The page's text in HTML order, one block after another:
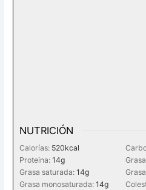
NUTRICIÓN
Calorías: 520kcal
Proteina:14g
Grasa saturada:14g
Grasa monosaturada:14g